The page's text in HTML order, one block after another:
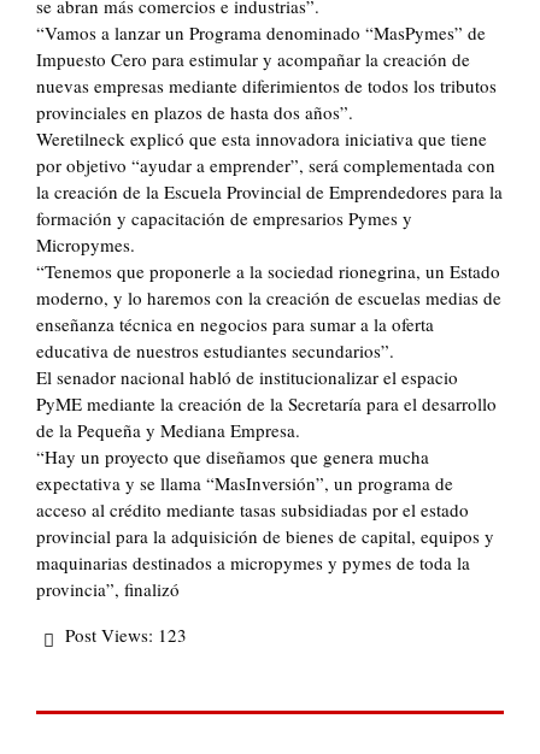
se abran más comercios e industrias”.
“Vamos a lanzar un Programa denominado “MasPymes” de
Impuesto Cero para estimular y acompañar la creación de
nuevas empresas mediante diferimientos de todos los tributos
provinciales en plazos de hasta dos años”.
Weretilneck explicó que esta innovadora iniciativa que tiene
por objetivo “ayudar a emprender”, será complementada con
la creación de la Escuela Provincial de Emprendedores para la
formación y capacitación de empresarios Pymes y
Micropymes.
“Tenemos que proponerle a la sociedad rionegrina, un Estado
moderno, y lo haremos con la creación de escuelas medias de
enseñanza técnica en negocios para sumar a la oferta
educativa de nuestros estudiantes secundarios”.
El senador nacional habló de institucionalizar el espacio
PyME mediante la creación de la Secretaría para el desarrollo
de la Pequeña y Mediana Empresa.
“Hay un proyecto que diseñamos que genera mucha
expectativa y se llama “MasInversión”, un programa de
acceso al crédito mediante tasas subsidiadas por el estado
provincial para la adquisición de bienes de capital, equipos y
maquinarias destinados a micropymes y pymes de toda la
provincia”, finalizó
Post Views: 123